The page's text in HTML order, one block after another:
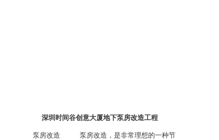
深圳时间谷创意大厦地下泵房改造工程
泵房改造 泵房改造，是非常理想的一种节